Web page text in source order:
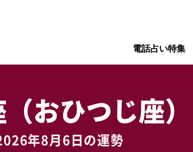
電話占い特集
おひつじ座）
年8月6日の運勢